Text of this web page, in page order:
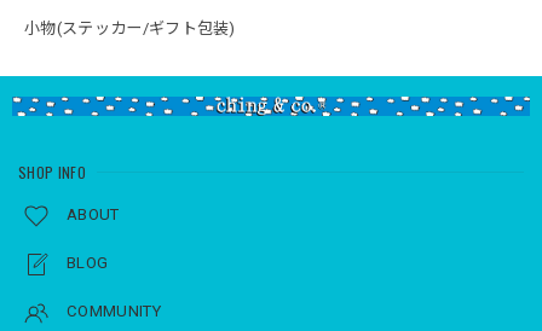
小物(ステッカー/ギフト包装)
SHOP INFO
ABOUT
BLOG
COMMUNITY